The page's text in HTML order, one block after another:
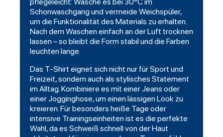
Schonwaschgang und vermeide Weichspüler,
um die Funktionalität des Materials zu erhalten.
Nach dem Waschen einfach an der Luft trocknen
lassen – so bleibt die Form stabil und die Farben
leuchten lange.
Das T-Shirt eignet sich nicht nur für Sport und
Freizeit, sondern auch als stylisches Statement
im Alltag. Kombiniere es mit einer Jeans oder
einer Jogginghose, um einen lässigen Look zu
kreieren. Für besonders heiße Tage oder
intensive Trainingseinheiten ist es die perfekte
Wahl, da es Schweiß schnell von der Haut